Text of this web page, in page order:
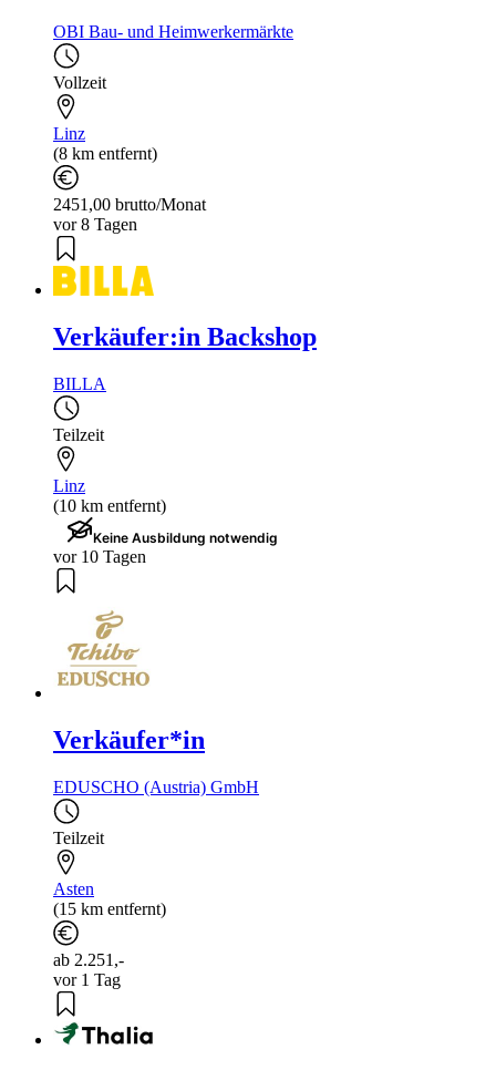
OBI Bau- und Heimwerkermärkte
Vollzeit
Linz
(8 km entfernt)
2451,00 brutto/Monat
vor 8 Tagen
Verkäufer:in Backshop
BILLA
Teilzeit
Linz
(10 km entfernt)
Keine Ausbildung notwendig
vor 10 Tagen
Verkäufer*in
EDUSCHO (Austria) GmbH
Teilzeit
Asten
(15 km entfernt)
ab 2.251,-
vor 1 Tag